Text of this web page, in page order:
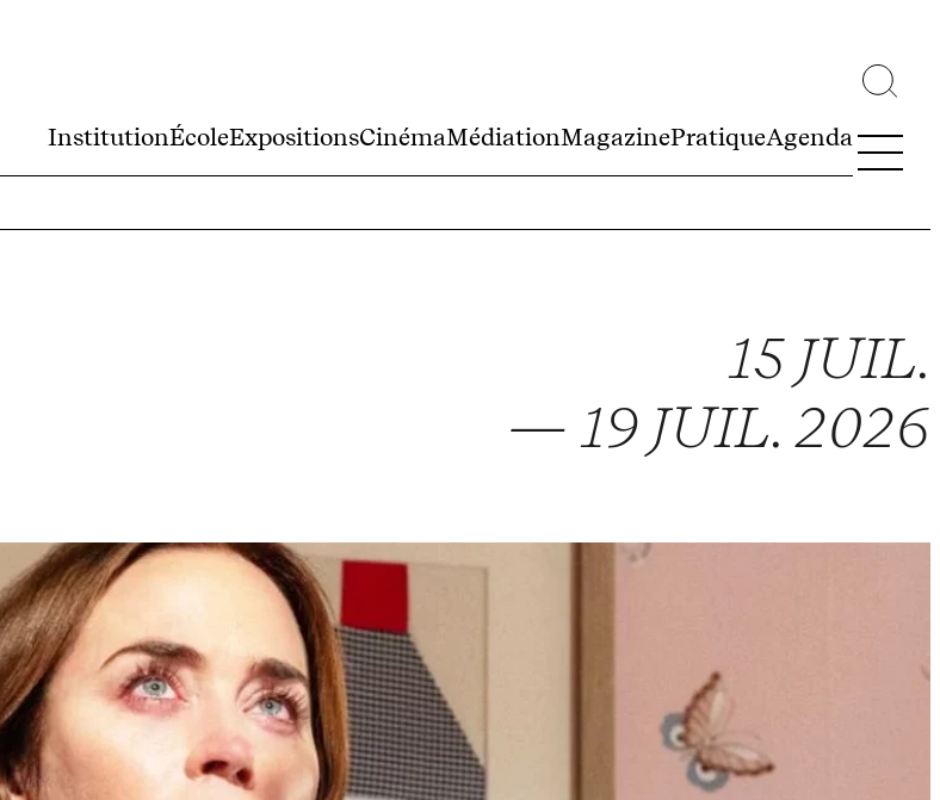
InstitutionÉcoleExpositionsCinémaMédiationMagazinePratiqueAgenda
15 JUIL.
— 19 JUIL. 2026